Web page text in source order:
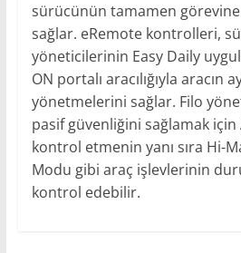
sürücünün tamamen görevine
sağlar. eRemote kontrolleri,
yöneticilerinin Easy Daily
ON portalı aracılığıyla aracın
yönetmelerini sağlar. Filo
pasif güvenliğini sağlamak için
kontrol etmenin yanı sıra Hi-
Modu gibi araç işlevlerinin
kontrol edebilir.